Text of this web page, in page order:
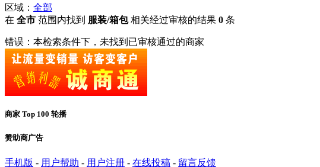
区域： 全部
在 全市 范围内找到 服装/箱包相关经过审核的结果 0 条
错误：本检索条件下，未找到已审核通过的商家
商家 Top 100 轮播
赞助商广告
手机版 - 用户帮助 - 用户注册 - 在线投稿 - 留言反馈